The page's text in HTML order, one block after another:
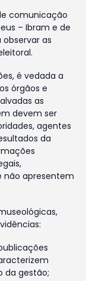
comunicação
– Ibram e de
as
é vedada a
órgãos e
as
devem ser
agentes
da
não apresentem
da gestão;